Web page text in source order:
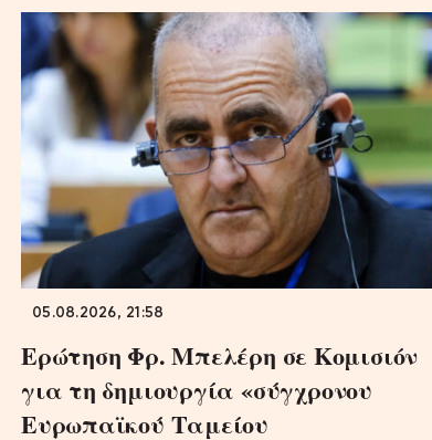
05.08.2026, 21:58
Ερώτηση Φρ. Μπελέρη σε Κομισιόν
για τη δημιουργία «σύγχρονου
Ευρωπαϊκού Ταμείου